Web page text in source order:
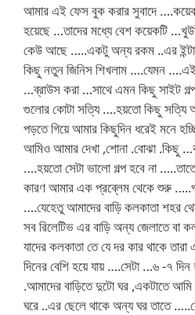
আমার এই ফেস বুক করার সুবাদে
হয়েছে …তাদের মধ্যে বেশ কয়েকটি
কেউ আছে …..একটু অন্য রকম ..এর
কিছু নতুন জিনিস শিখলাম ….যেমন
…ব্রাউস করা …সাথে এমন কিছু সাইট
গুলোর কোটা সত্যি ….হয়তো কিছু
পড়তে গিয়ে আমার কিছুদিন ধরেই মনে
আমিও আমার দেখা ,শোনা .বোঝা .কিছু
….হয়তো সেটা ভালো গল্প হবে না
কারণ আমার এক প্রব্লেম থেকে শুরু
….যেহেতু আমাদের বাড়ি কলকাতা শহর
সব রিলেটিভ এর বাড়ি অন্য জেলাতে বা
যাদের কলকাতা তে যে দর কার থাকে
দিনের বেশি হয়ে যায় ….সেটা …৬ -৭ দিন
.আমাদের বাড়িতে দুটো ঘর ,একটাতে
ঘরে ..এর ছেলে থাকে অন্য ঘর তাতে